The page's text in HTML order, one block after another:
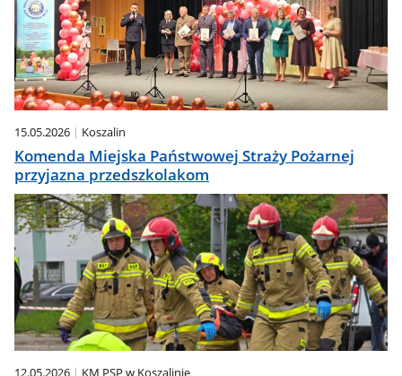
15.05.2026 Koszalin
Komenda Miejska Państwowej Straży Pożarnej
przyjazna przedszkolakom
12.05.2026 KM PSP w Koszalinie